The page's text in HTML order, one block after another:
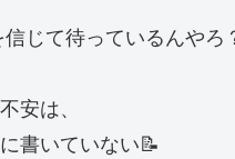
じて待っているんやろ
安は、
書いていない📝